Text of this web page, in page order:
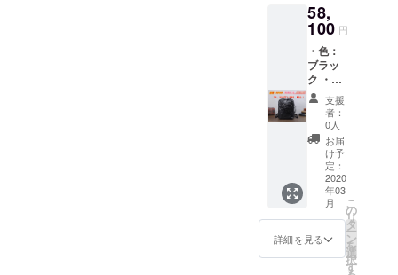
なりま
す】
58,
100 円
・色：
ブラッ
ク ・定
価88，
000円
期間限
定
40％OF
F ・送
料込
み・税
込価格
【プロ
ジェク
ト終了
後88，
支援
者：
0人
お届
け予
定：
2020
年03
月
詳細を見る
こ
の
リ
タ
ー
ン
を
選
択
す